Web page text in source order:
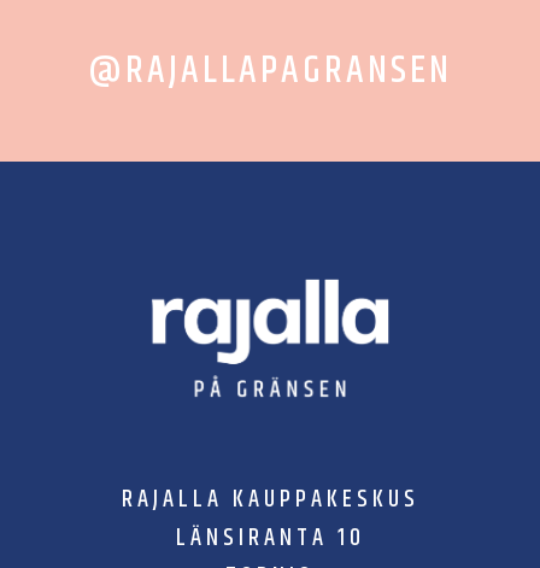
@RAJALLAPAGRANSEN
RAJALLA KAUPPAKESKUS
LÄNSIRANTA 10